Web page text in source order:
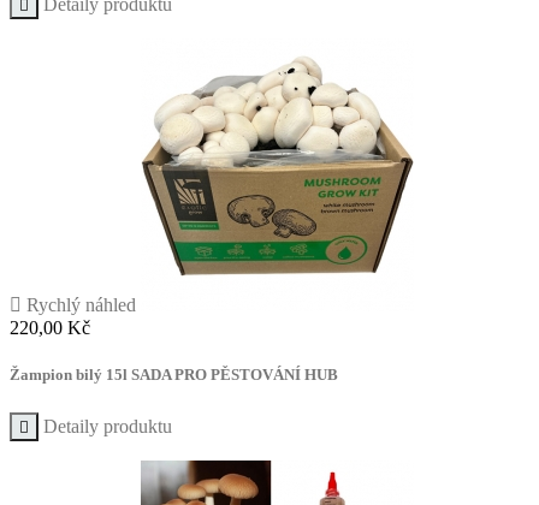
 Detaily produktu
 Rychlý náhled
Cena
220,00 Kč
Žampion bilý 15l SADA PRO PĚSTOVÁNÍ HUB
 Detaily produktu